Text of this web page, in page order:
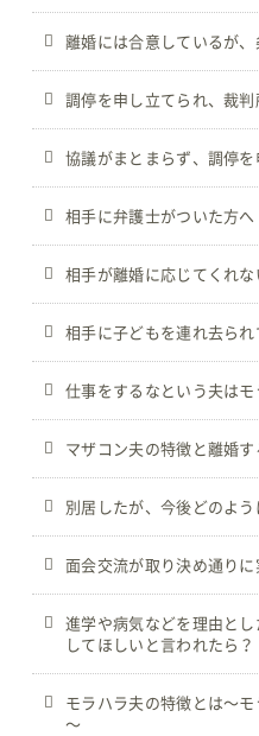
離婚には合意しているが
調停を申し立てられ、裁
協議がまとまらず、調停
相手に弁護士がついた方へ
相手が離婚に応じてくれな
相手に子どもを連れ去ら
仕事をするなという夫は
マザコン夫の特徴と離婚
別居したが、今後どのよ
面会交流が取り決め通り
進学や病気などを理由と
してほしいと言われたら？
モラハラ夫の特徴とは～
～